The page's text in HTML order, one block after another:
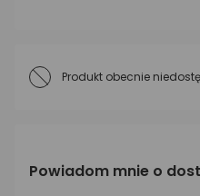
Produkt obecnie
Powiadom mnie o